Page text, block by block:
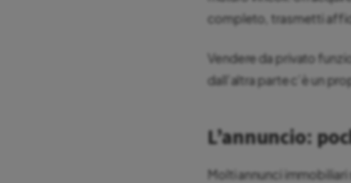
completo, trasmetti
Vendere da privato
dall’altra parte c’è un
L’annuncio:
Molti annunci immobiliari